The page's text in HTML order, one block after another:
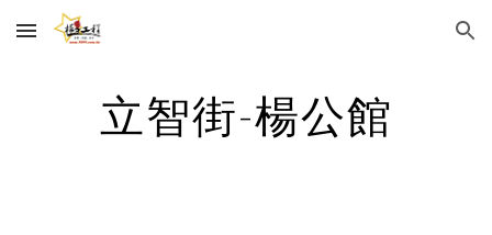
Skip to main content Skip to navigation
立智街-楊公館